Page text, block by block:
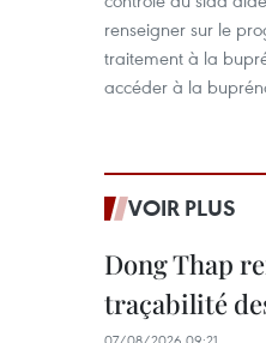
renseigner sur le
traitement à la
accéder à la
VOIR PLUS
Dong Thap
traçabilité